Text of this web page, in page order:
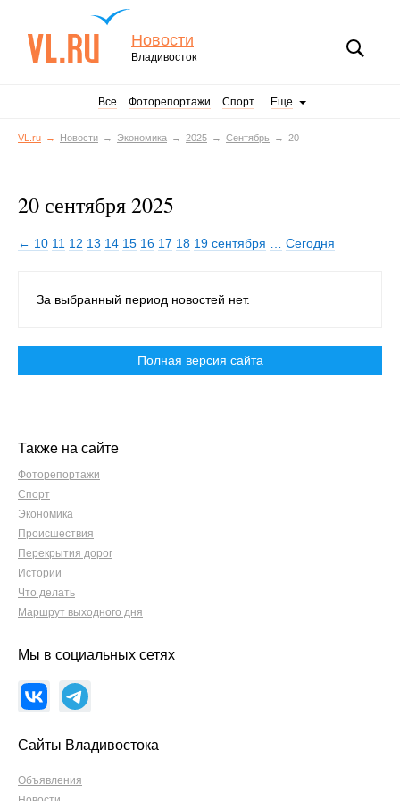
Новости
Владивосток
Все Фоторепортажи Спорт Еще
VL.ru Новости Экономика 2025 Сентябрь 20
20 сентября 2025
← 10 11 12 13 14 15 16 17 18 19 сентября Сегодня
За выбранный период новостей нет.
Полная версия сайта
Также на сайте
Фоторепортажи
Спорт
Экономика
Происшествия
Перекрытия дорог
Истории
Что делать
Маршрут выходного дня
Мы в социальных сетях
Сайты Владивостока
Объявления